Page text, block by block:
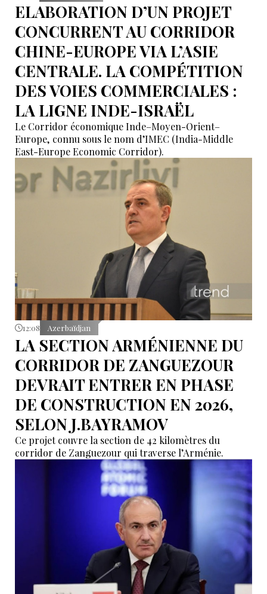
ELABORATION D’UN PROJET
CONCURRENT AU CORRIDOR
CHINE-EUROPE VIA L’ASIE
CENTRALE. LA COMPÉTITION
DES VOIES COMMERCIALES :
LA LIGNE INDE-ISRAËL
Le Corridor économique Inde–Moyen-Orient–
Europe, connu sous le nom d’IMEC (India-Middle
East-Europe Economic Corridor).
12:08 Azerbaïdjan
LA SECTION ARMÉNIENNE DU
CORRIDOR DE ZANGUEZOUR
DEVRAIT ENTRER EN PHASE
DE CONSTRUCTION EN 2026,
SELON J.BAYRAMOV
Ce projet couvre la section de 42 kilomètres du
corridor de Zanguezour qui traverse l’Arménie.